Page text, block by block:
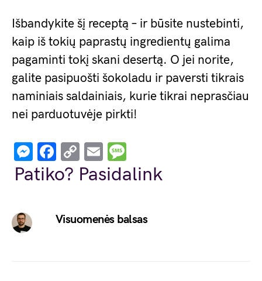
Išbandykite šį receptą – ir būsite nustebinti,
kaip iš tokių paprastų ingredientų galima
pagaminti tokį skani desertą. O jei norite,
galite pasipuošti šokoladu ir paversti tikrais
naminiais saldainiais, kurie tikrai neprasčiau
nei parduotuvėje pirkti!
Messenger
Facebook
Copy
Link
Email
Patiko? Pasidalink
Visuomenės balsas